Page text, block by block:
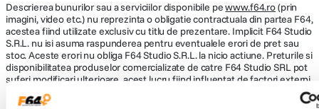
Descrierea bunurilor sau a serviciilor disponibile pewww.f64.ro(prin
imagini, video etc.) nu reprezinta o obligatie contractuala din partea F64,
acestea fiind utilizate exclusiv cu titlu de prezentare. Implicit F64 Studio
S.R.L. nu isi asuma raspunderea pentru eventualele erori de pret sau
stoc. Aceste erori nu obliga F64 Studio S.R.L. la nicio actiune. Preturile si
disponibilitatea produselor comercializate de catre F64 Studio SRL pot
suferi modificari ulterioare, acest lucru fiind influentat de factori externi
precum politica de preturi a distribuitorilor sau disponibilitatea
produselor pe stocul acestora. De asemenea, F64 Studio S.R.L. isi